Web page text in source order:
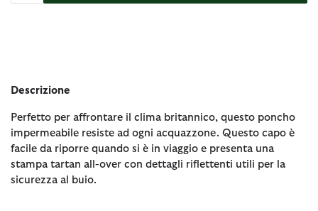
Descrizione
Perfetto per affrontare il clima britannico, questo poncho
impermeabile resiste ad ogni acquazzone. Questo capo è
facile da riporre quando si è in viaggio e presenta una
stampa tartan all-over con dettagli riflettenti utili per la
sicurezza al buio.